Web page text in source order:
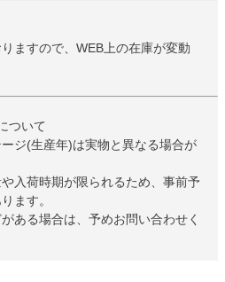
ますので、WEB上の在庫が変動
ついて
ジ(生産年)は実物と異なる場合が
入荷時期が限られるため、事前予
ます。
ある場合は、予めお問い合わせく